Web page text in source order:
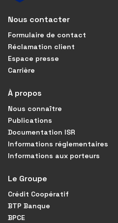
Nous contacter
Formulaire de contact
Réclamation client
Espace presse
Carrière
À propos
Nous connaître
Publications
Documentation ISR
Informations réglementaires
Informations aux porteurs
Le Groupe
Crédit Coopératif
BTP Banque
BPCE